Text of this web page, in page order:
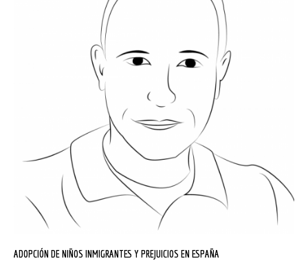
ADOPCIÓN DE NIÑOS INMIGRANTES Y PREJUICIOS EN ESPAÑA